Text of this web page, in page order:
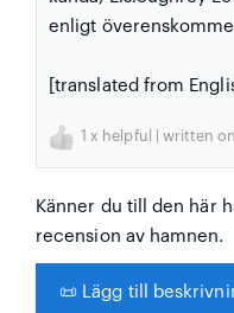
enligt
[translated from
1 x helpful | written
Känner du till den här
recension av hamnen.
📜 Lägg till